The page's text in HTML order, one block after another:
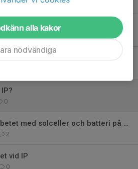
0
A-plan fr.o.m. idag 17/6
0
Nu startar vi arbetet med solceller och batteri på Bjurfors IP
2
vid IP
0
alla kakor
nödvändiga